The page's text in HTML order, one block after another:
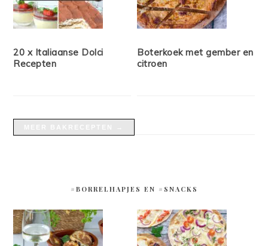
20 x Italiaanse Dolci
Recepten
Boterkoek met gember en
citroen
#BORRELHAPJES EN #SNACKS